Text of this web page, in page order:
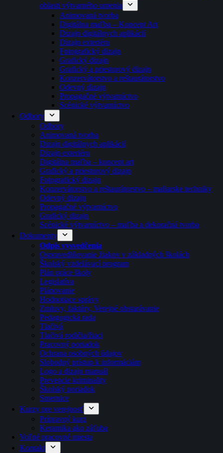
oblasti výtvarného umenia
Animovaná tvorba
Digitálna maľba – Koncept Art
Dizajn digitálnych aplikácií
Dizajn exteriéru
Fotografický dizajn
Grafický dizajn
Grafický a priestorový dizajn
Konzervátorstvo a reštaurátorstvo
Odevný dizajn
Propagačné výtvarníctvo
Scénické výtvarníctvo
Odbory
Odbory
Animovaná tvorba
Dizajn digitálnych aplikácií
Dizajn exteriéru
Digitálna maľba – koncept art
Grafický a priestorový dizajn
Fotografický dizajn
Konzervátorstvo a reštaurátorstvo – maliarske techniky
Odevný dizajn
Propagačné výtvarníctvo
Grafický dizajn
Scénické výtvarníctvo – maľba a dekoračná tvorba
Dokumenty
Odpis vysvedčenia
Ospravedlňovanie žiakov v základných školách
Školský vzdelávací program
Plán práce školy
Legislatíva
Plánovanie
Hodnotiace správy
Zmluvy, faktúry, Verejné obstarávanie
Pedagogická rada
Tlačivá
Tlačivá rodičia/žiaci
Pracovný poriadok
Ochrana osobných údajov
Slobodný prístup k informáciám
Logo a dizajn manuál
Prevencie kriminality
Školský poriadok
Smernice
Kurzy pre verejnosť
Prípravný kurz
Keramika ako záľuba
Voľné pracovné miesta
Kontakt